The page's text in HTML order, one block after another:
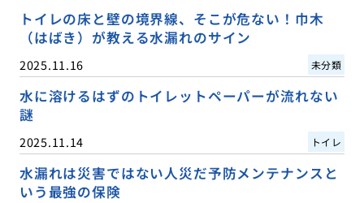
トイレの床と壁の境界線、そこが危ない！巾木
（はばき）が教える水漏れのサイン
2025.11.16 未分類
水に溶けるはずのトイレットペーパーが流れない
謎
2025.11.14 トイレ
水漏れは災害ではない人災だ予防メンテナンスと
いう最強の保険